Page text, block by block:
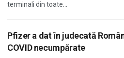
terminali din toate...
Pfizer a dat în judecată
COVID necumpărate